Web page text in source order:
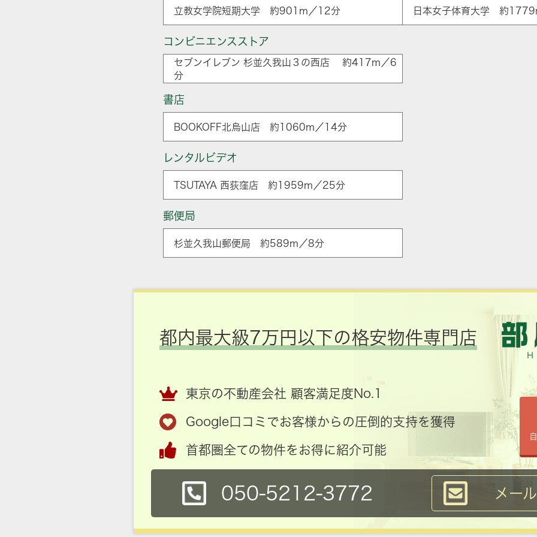
立教女学院短期大学 約901m／12分 日本女子体育大学 約
コンビニエンスストア
セブンイレブン 杉並久我山３の西店 約417m／6
分
書店
BOOKOFF北烏山店 約1060m／14分
レンタルビデオ
TSUTAYA 西荻窪店 約1959m／25分
郵便局
杉並久我山郵便局 約589m／8分
都内最大級7万円以下の格安物件専門店
東京の不動産会社 顧客満足度No.1
Google口コミでお客様からの圧倒的支持を獲得
首都圏全ての物件をお得に紹介可能
050-5212-3772 メー